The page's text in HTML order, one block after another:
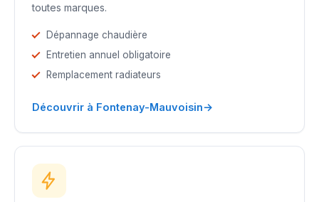
toutes marques.
Dépannage chaudière
Entretien annuel obligatoire
Remplacement radiateurs
Découvrir à Fontenay-Mauvoisin→